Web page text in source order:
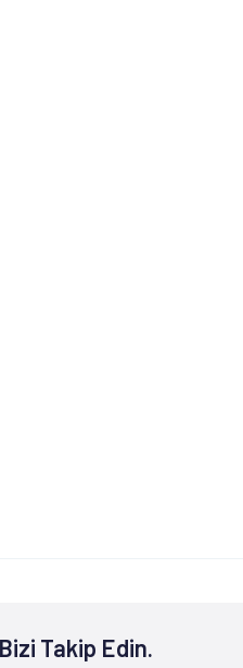
Bizi Takip Edin.